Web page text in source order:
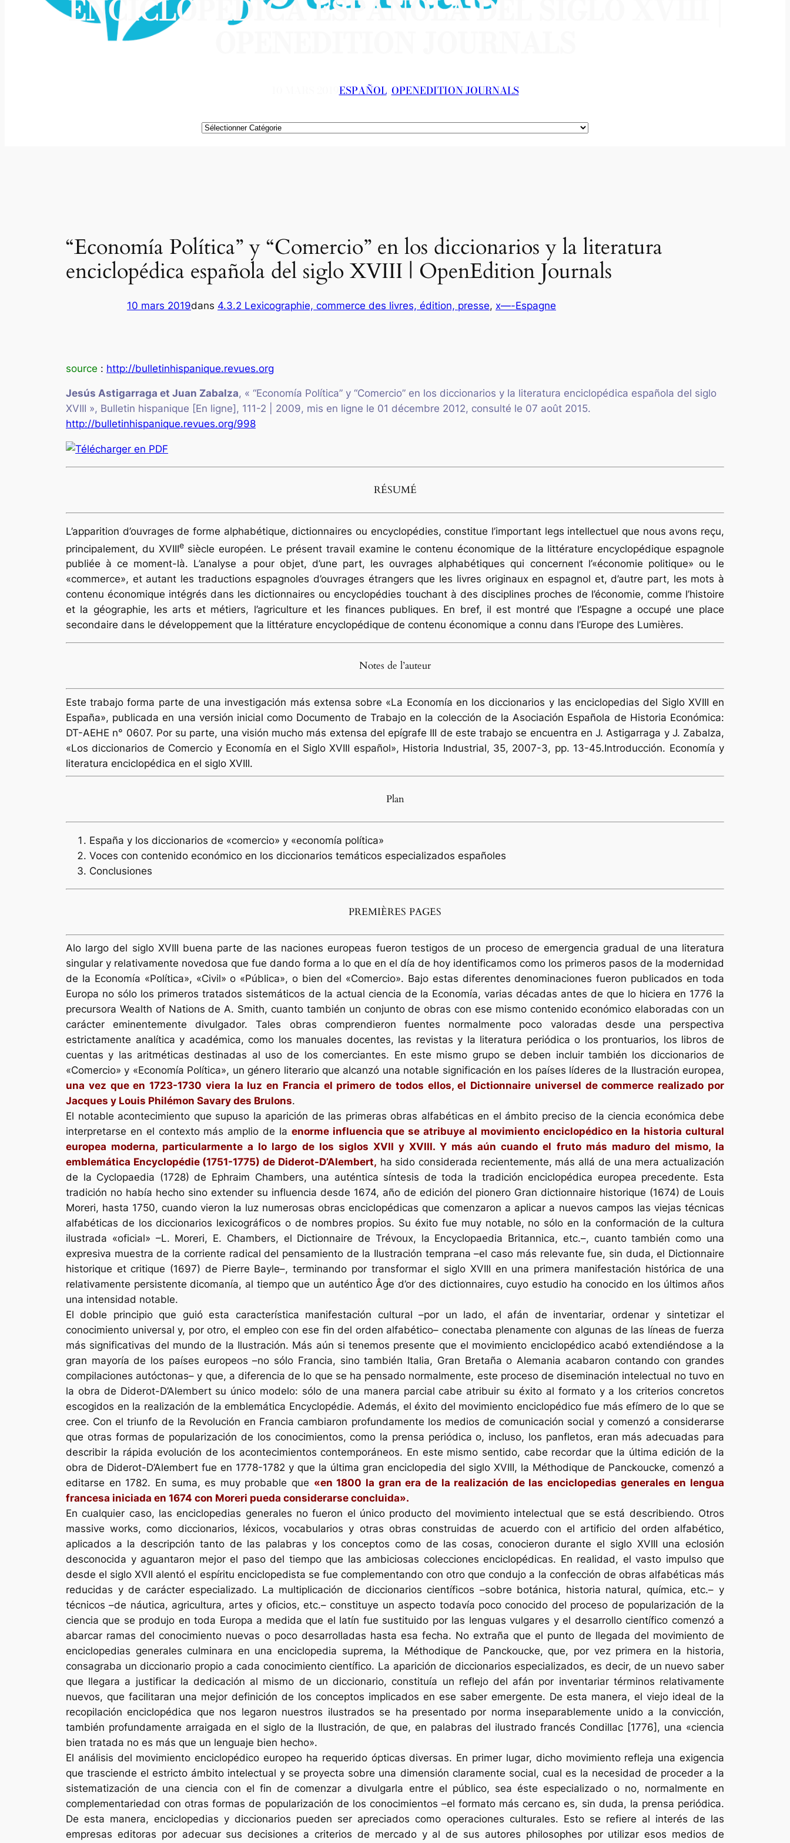
ENCICLOPÉDICA ESPAÑOLA DEL SIGLO XVIII |
ESPAÑOL, OPENEDITION JOURNALS
Catégories
“Economía Política” y “Comercio” en los diccionarios y la literatura
enciclopédica española del siglo XVIII | OpenEdition Journals
10 mars 2019dans 4.3.2 Lexicographie, commerce des livres, édition, presse, x—-Espagne
source : http://bulletinhispanique.revues.org
Jesús Astigarraga et Juan Zabalza, « “Economía Política” y “Comercio” en los diccionarios y la literatura enciclopédica española del siglo
XVIII », Bulletin hispanique [En ligne], 111-2 | 2009, mis en ligne le 01 décembre 2012, consulté le 07 août 2015.
http://bulletinhispanique.revues.org/998
RÉSUMÉ
L’apparition d’ouvrages de forme alphabétique, dictionnaires ou encyclopédies, constitue l’important legs intellectuel que nous avons reçu,
principalement, du XVIIIesiècle européen. Le présent travail examine le contenu économique de la littérature encyclopédique espagnole
publiée à ce moment-là. L’analyse a pour objet, d’une part, les ouvrages alphabétiques qui concernent l’«économie politique» ou le
«commerce», et autant les traductions espagnoles d’ouvrages étrangers que les livres originaux en espagnol et, d’autre part, les mots à
contenu économique intégrés dans les dictionnaires ou encyclopédies touchant à des disciplines proches de l’économie, comme l’histoire
et la géographie, les arts et métiers, l’agriculture et les finances publiques. En bref, il est montré que l’Espagne a occupé une place
secondaire dans le développement que la littérature encyclopédique de contenu économique a connu dans l’Europe des Lumières.
Notes de l’auteur
Este trabajo forma parte de una investigación más extensa sobre «La Economía en los diccionarios y las enciclopedias del Siglo XVIII en
España», publicada en una versión inicial como Documento de Trabajo en la colección de la Asociación Española de Historia Económica:
DT-AEHE n° 0607. Por su parte, una visión mucho más extensa del epígrafe III de este trabajo se encuentra en J. Astigarraga y J. Zabalza,
«Los diccionarios de Comercio y Economía en el Siglo XVIII español», Historia Industrial, 35, 2007-3, pp. 13-45.Introducción. Economía y
literatura enciclopédica en el siglo XVIII.
Plan
España y los diccionarios de «comercio» y «economía política»
Voces con contenido económico en los diccionarios temáticos especializados españoles
Conclusiones
PREMIÈRES PAGES
Alo largo del siglo XVIII buena parte de las naciones europeas fueron testigos de un proceso de emergencia gradual de una literatura
singular y relativamente novedosa que fue dando forma a lo que en el día de hoy identificamos como los primeros pasos de la modernidad
de la Economía «Política», «Civil» o «Pública», o bien del «Comercio». Bajo estas diferentes denominaciones fueron publicados en toda
Europa no sólo los primeros tratados sistemáticos de la actual ciencia de la Economía, varias décadas antes de que lo hiciera en 1776 la
precursora Wealth of Nations de A. Smith, cuanto también un conjunto de obras con ese mismo contenido económico elaboradas con un
carácter eminentemente divulgador. Tales obras comprendieron fuentes normalmente poco valoradas desde una perspectiva
estrictamente analítica y académica, como los manuales docentes, las revistas y la literatura periódica o los prontuarios, los libros de
cuentas y las aritméticas destinadas al uso de los comerciantes. En este mismo grupo se deben incluir también los diccionarios de
«Comercio» y «Economía Política», un género literario que alcanzó una notable significación en los países líderes de la Ilustración europea,
una vez que en 1723-1730 viera la luz en Francia el primero de todos ellos, el Dictionnaire universel de commerce realizado por
Jacques y Louis Philémon Savary des Brulons.
El notable acontecimiento que supuso la aparición de las primeras obras alfabéticas en el ámbito preciso de la ciencia económica debe
interpretarse en el contexto más amplio de la enorme influencia que se atribuye al movimiento enciclopédico en la historia cultural
europea moderna, particularmente a lo largo de los siglos XVII y XVIII. Y más aún cuando el fruto más maduro del mismo, la
emblemática Encyclopédie(1751-1775) de Diderot-D’Alembert, ha sido considerada recientemente, más allá de una mera actualización
de la Cyclopaedia (1728) de Ephraim Chambers, una auténtica síntesis de toda la tradición enciclopédica europea precedente. Esta
tradición no había hecho sino extender su influencia desde 1674, año de edición del pionero Gran dictionnaire historique (1674) de Louis
Moreri, hasta 1750, cuando vieron la luz numerosas obras enciclopédicas que comenzaron a aplicar a nuevos campos las viejas técnicas
alfabéticas de los diccionarios lexicográficos o de nombres propios. Su éxito fue muy notable, no sólo en la conformación de la cultura
ilustrada «oficial» –L. Moreri, E. Chambers, el Dictionnaire de Trévoux, la Encyclopaedia Britannica, etc.–, cuanto también como una
expresiva muestra de la corriente radical del pensamiento de la Ilustración temprana –el caso más relevante fue, sin duda, el Dictionnaire
historique et critique (1697) de Pierre Bayle–, terminando por transformar el siglo XVIII en una primera manifestación histórica de una
relativamente persistentedicomanía, al tiempo que un auténticoÂge d’or des dictionnaires, cuyo estudio ha conocido en los últimos años
una intensidad notable.
El doble principio que guió esta característica manifestación cultural –por un lado, el afán de inventariar, ordenar y sintetizar el
conocimiento universal y, por otro, el empleo con ese fin del orden alfabético– conectaba plenamente con algunas de las líneas de fuerza
más significativas del mundo de la Ilustración. Más aún si tenemos presente que el movimiento enciclopédico acabó extendiéndose a la
gran mayoría de los países europeos –no sólo Francia, sino también Italia, Gran Bretaña o Alemania acabaron contando con grandes
compilaciones autóctonas– y que, a diferencia de lo que se ha pensado normalmente, este proceso de diseminación intelectual no tuvo en
la obra de Diderot-D’Alembert su único modelo: sólo de una manera parcial cabe atribuir su éxito al formato y a los criterios concretos
escogidos en la realización de la emblemática Encyclopédie. Además, el éxito del movimiento enciclopédico fue más efímero de lo que se
cree. Con el triunfo de la Revolución en Francia cambiaron profundamente los medios de comunicación social y comenzó a considerarse
que otras formas de popularización de los conocimientos, como la prensa periódica o, incluso, los panfletos, eran más adecuadas para
describir la rápida evolución de los acontecimientos contemporáneos. En este mismo sentido, cabe recordar que la última edición de la
obra de Diderot-D’Alembert fue en 1778-1782 y que la última gran enciclopedia del siglo XVIII, la Méthodique de Panckoucke, comenzó a
editarse en 1782. En suma, es muy probable que «en 1800 la gran era de la realización de las enciclopedias generales en lengua
francesa iniciada en 1674 con Moreri pueda considerarse concluida».
En cualquier caso, las enciclopedias generales no fueron el único producto del movimiento intelectual que se está describiendo. Otros
massive works, como diccionarios, léxicos, vocabularios y otras obras construidas de acuerdo con el artificio del orden alfabético,
aplicados a la descripción tanto de las palabras y los conceptos como de las cosas, conocieron durante el siglo XVIII una eclosión
desconocida y aguantaron mejor el paso del tiempo que las ambiciosas colecciones enciclopédicas. En realidad, el vasto impulso que
desde el siglo XVII alentó el espíritu enciclopedista se fue complementando con otro que condujo a la confección de obras alfabéticas más
reducidas y de carácter especializado. La multiplicación de diccionarios científicos –sobre botánica, historia natural, química, etc.– y
técnicos –de náutica, agricultura, artes y oficios, etc.– constituye un aspecto todavía poco conocido del proceso de popularización de la
ciencia que se produjo en toda Europa a medida que el latín fue sustituido por las lenguas vulgares y el desarrollo científico comenzó a
abarcar ramas del conocimiento nuevas o poco desarrolladas hasta esa fecha. No extraña que el punto de llegada del movimiento de
enciclopedias generales culminara en una enciclopedia suprema, la Méthodique de Panckoucke, que, por vez primera en la historia,
consagraba un diccionario propio a cada conocimiento científico. La aparición de diccionarios especializados, es decir, de un nuevo saber
que llegara a justificar la dedicación al mismo de un diccionario, constituía un reflejo del afán por inventariar términos relativamente
nuevos, que facilitaran una mejor definición de los conceptos implicados en ese saber emergente. De esta manera, el viejo ideal de la
recopilación enciclopédica que nos legaron nuestros ilustrados se ha presentado por norma inseparablemente unido a la convicción,
también profundamente arraigada en el siglo de la Ilustración, de que, en palabras del ilustrado francés Condillac [1776], una «ciencia
bien tratada no es más que un lenguaje bien hecho».
El análisis del movimiento enciclopédico europeo ha requerido ópticas diversas. En primer lugar, dicho movimiento refleja una exigencia
que trasciende el estricto ámbito intelectual y se proyecta sobre una dimensión claramente social, cual es la necesidad de proceder a la
sistematización de una ciencia con el fin de comenzar a divulgarla entre el público, sea éste especializado o no, normalmente en
complementariedad con otras formas de popularización de los conocimientos –el formato más cercano es, sin duda, la prensa periódica.
De esta manera, enciclopedias y diccionarios pueden ser apreciados como operaciones culturales. Esto se refiere al interés de las
empresas editoras por adecuar sus decisiones a criterios de mercado y al de sus autores philosophes por utilizar esos medios de